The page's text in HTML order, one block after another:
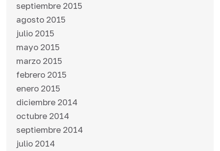
septiembre 2015
agosto 2015
julio 2015
mayo 2015
marzo 2015
febrero 2015
enero 2015
diciembre 2014
octubre 2014
septiembre 2014
julio 2014